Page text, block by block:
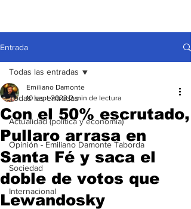
Entrada
Todas las entradas
Actualidad (política y economía)
Opinión - Emiliano Damonte Taborda
Sociedad
Internacional
Todas las entradas
Con el 50% escrutado,
Pullaro arrasa en
Santa Fé y saca el
doble de votos que
Lewandosky
Emiliano Damonte
10 sept 2023 2 min de lectura